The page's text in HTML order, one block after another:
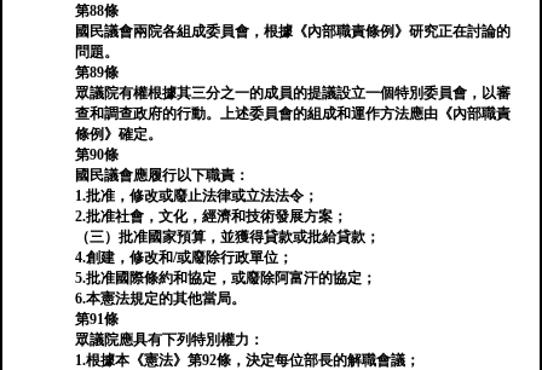
第88條
國民議會兩院各組成委員會，根據《內部職責條例》研究正在討論的
問題。
第89條
眾議院有權根據其三分之一的成員的提議設立一個特別委員會，以審
查和調查政府的行動。上述委員會的組成和運作方法應由《內部職責
條例》確定。
第90條
國民議會應履行以下職責：
1.批准，修改或廢止法律或立法法令；
2.批准社會，文化，經濟和技術發展方案；
（三）批准國家預算，並獲得貸款或批給貸款；
4.創建，修改和/或廢除行政單位；
5.批准國際條約和協定，或廢除阿富汗的協定；
6.本憲法規定的其他當局。
第91條
眾議院應具有下列特別權力：
1.根據本《憲法》第92條，決定每位部長的解職會議；